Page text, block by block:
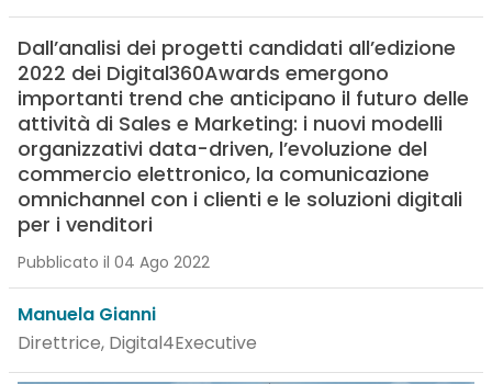
Dall’analisi dei progetti candidati all’edizione
2022 dei Digital360Awards emergono
importanti trend che anticipano il futuro delle
attività di Sales e Marketing: i nuovi modelli
organizzativi data-driven, l’evoluzione del
commercio elettronico, la comunicazione
omnichannel con i clienti e le soluzioni digitali
per i venditori
Pubblicato il 04 Ago 2022
Manuela Gianni
Direttrice, Digital4Executive